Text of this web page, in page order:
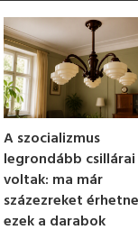
A szocializmus
legrondább csillárai
voltak: ma már
százezreket
ezek a darabok